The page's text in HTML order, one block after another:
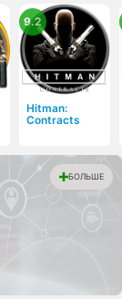
Hitman:
Contracts
9.2
БОЛЬШЕ